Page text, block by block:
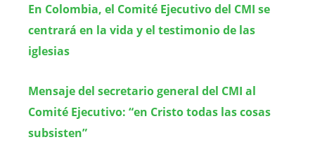
En Colombia, el Comité Ejecutivo del CMI se
centrará en la vida y el testimonio de las
iglesias
Mensaje del secretario general del CMI al
Comité Ejecutivo: “en Cristo todas las cosas
subsisten”